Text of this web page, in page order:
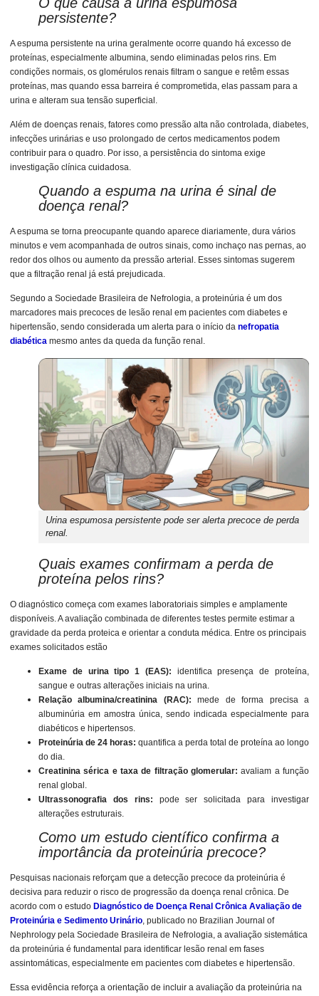
persistente?
A espuma persistente na urina geralmente ocorre quando há excesso de
proteínas, especialmente albumina, sendo eliminadas pelos rins. Em
condições normais, os glomérulos renais filtram o sangue e retêm essas
proteínas, mas quando essa barreira é comprometida, elas passam para a
urina e alteram sua tensão superficial.
Além de doenças renais, fatores como pressão alta não controlada, diabetes,
infecções urinárias e uso prolongado de certos medicamentos podem
contribuir para o quadro. Por isso, a persistência do sintoma exige
investigação clínica cuidadosa.
Quando a espuma na urina é sinal de
doença renal?
A espuma se torna preocupante quando aparece diariamente, dura vários
minutos e vem acompanhada de outros sinais, como inchaço nas pernas, ao
redor dos olhos ou aumento da pressão arterial. Esses sintomas sugerem
que a filtração renal já está prejudicada.
Segundo a Sociedade Brasileira de Nefrologia, a proteinúria é um dos
marcadores mais precoces de lesão renal em pacientes com diabetes e
hipertensão, sendo considerada um alerta para o início da nefropatia
diabética mesmo antes da queda da função renal.
Urina espumosa persistente pode ser alerta precoce de perda
renal.
Quais exames confirmam a perda de
proteína pelos rins?
O diagnóstico começa com exames laboratoriais simples e amplamente
disponíveis. A avaliação combinada de diferentes testes permite estimar a
gravidade da perda proteica e orientar a conduta médica. Entre os principais
exames solicitados estão
Exame de urina tipo 1 (EAS): identifica presença de proteína,
sangue e outras alterações iniciais na urina.
Relação albumina/creatinina (RAC): mede de forma precisa a
albuminúria em amostra única, sendo indicada especialmente para
diabéticos e hipertensos.
Proteinúria de 24 horas: quantifica a perda total de proteína ao longo
do dia.
Creatinina sérica e taxa de filtração glomerular: avaliam a função
renal global.
Ultrassonografia dos rins: pode ser solicitada para investigar
alterações estruturais.
Como um estudo científico confirma a
importância da proteinúria precoce?
Pesquisas nacionais reforçam que a detecção precoce da proteinúria é
decisiva para reduzir o risco de progressão da doença renal crônica. De
acordo com o estudo Diagnóstico de Doença Renal Crônica Avaliação de
Proteinúria e Sedimento Urinário , publicado no Brazilian Journal of
Nephrology pela Sociedade Brasileira de Nefrologia, a avaliação sistemática
da proteinúria é fundamental para identificar lesão renal em fases
assintomáticas, especialmente em pacientes com diabetes e hipertensão.
Essa evidência reforça a orientação de incluir a avaliação da proteinúria na